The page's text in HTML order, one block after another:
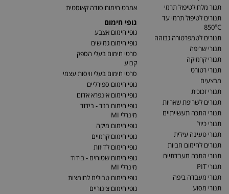
תנור מלח לטיפול תרמי
תנורים לטיפול תרמי עד
850°C
תנורים לטמפרטורה גבוהה
תנורי שריפה
תנורי קרמיקה
תנורי רטורט
מבצעים
תנורי זכוכית
תנורים לשריפת שאריות
תנורי התכה תעשייתיים
תנורי כיול
תנורי טעינה עילית
תנורים לחימום חביות
תנורי התכה מעבדתיים
תנורי PIT
תנורי מעבדה ביפה
תנורי מסוע
אמבט חימום סודה קאוסטית
גופי חימום
גופי חימום אצבע
גופי חימום גמישים
סרטי חימום בעלי הספק
קבוע
סרטי חימום בעלי וויסות עצמי
גופי חימום ספירליים
גופי חימום אינפרא אדום
גופי חימום בנד - בידוד
מינרלי MI
גופי חימום מיקה
גופי חימום קרמיים
גופי חימום לדיזות
גופי חימום שטוחים - בידוד
מינרלי MI
גופי חימום טבולים לחומצות
גופי חימום צינוריים